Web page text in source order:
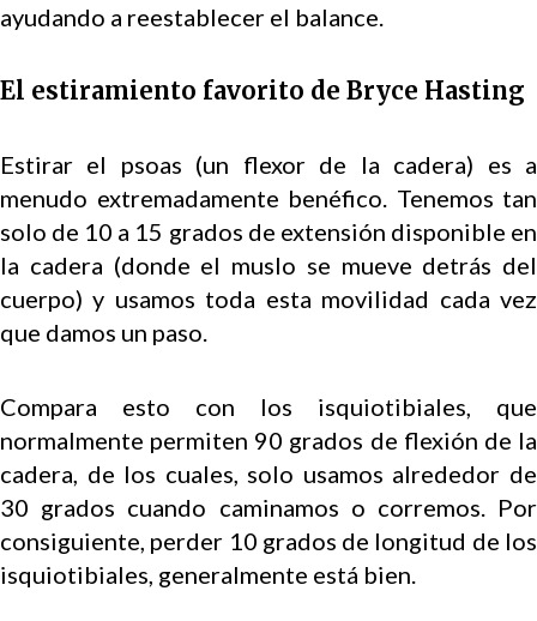
ayudando a reestablecer el balance.
El estiramiento favorito de Bryce Hasting
Estirar el psoas (un flexor de la cadera) es a
menudo extremadamente benéfico. Tenemos tan
solo de 10 a 15 grados de extensión disponible en
la cadera (donde el muslo se mueve detrás del
cuerpo) y usamos toda esta movilidad cada vez
que damos un paso.
Compara esto con los isquiotibiales, que
normalmente permiten 90 grados de flexión de la
cadera, de los cuales, solo usamos alrededor de
30 grados cuando caminamos o corremos. Por
consiguiente, perder 10 grados de longitud de los
isquiotibiales, generalmente está bien.